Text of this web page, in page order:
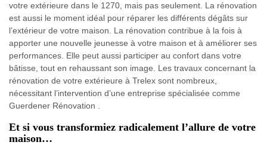
votre extérieure dans le 1270, mais pas seulement. La rénovation
est aussi le moment idéal pour réparer les différents dégâts sur
l’extérieur de votre maison. La rénovation contribue à la fois à
apporter une nouvelle jeunesse à votre maison et à améliorer ses
performances. Elle peut aussi participer au confort dans votre
bâtisse, tout en rehaussant son image. Les travaux concernant la
rénovation de votre extérieure à Trelex sont nombreux,
nécessitant l’intervention d’une entreprise spécialisée comme
Guerdener Rénovation .
Et si vous transformiez radicalement l’allure de votre
maison…